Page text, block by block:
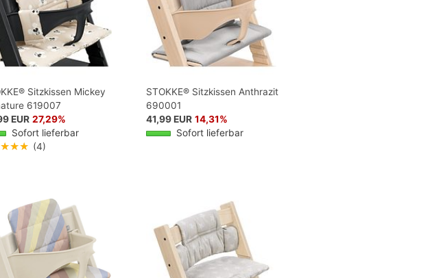
Sitzkissen Mickey
619007
EUR 27,29%
Sofort lieferbar
(4)
STOKKE® Sitzkissen Anthrazit
690001
41,99 EUR 14,31%
Sofort lieferbar